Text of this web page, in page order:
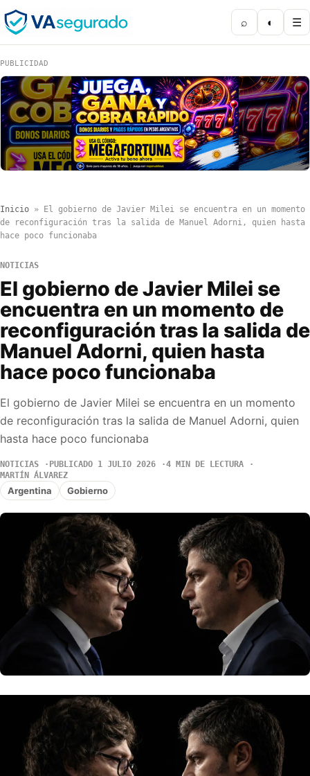
⌕ ◐ ☰
PUBLICIDAD
Inicio »
El gobierno de Javier Milei se encuentra en un momento
de reconfiguración tras la salida de Manuel Adorni, quien hasta
hace poco funcionaba
NOTICIAS
El gobierno de Javier Milei se
encuentra en un momento de
reconfiguración tras la salida de
Manuel Adorni, quien hasta
hace poco funcionaba
El gobierno de Javier Milei se encuentra en un momento
de reconfiguración tras la salida de Manuel Adorni, quien
hasta hace poco funcionaba
NOTICIAS PUBLICADO 1 JULIO 2026
4 MIN DE LECTURA
MARTÍN ÁLVAREZ
Argentina Gobierno